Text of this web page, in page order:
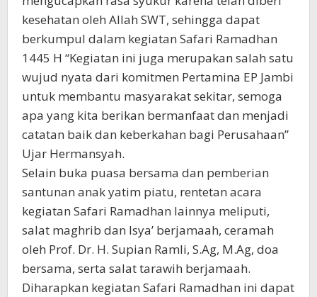
kesehatan oleh Allah SWT, sehingga dapat
berkumpul dalam kegiatan Safari Ramadhan
1445 H “Kegiatan ini juga merupakan salah satu
wujud nyata dari komitmen Pertamina EP Jambi
untuk membantu masyarakat sekitar, semoga
apa yang kita berikan bermanfaat dan menjadi
catatan baik dan keberkahan bagi Perusahaan”
Ujar Hermansyah.
Selain buka puasa bersama dan pemberian
santunan anak yatim piatu, rentetan acara
kegiatan Safari Ramadhan lainnya meliputi,
salat maghrib dan Isya’ berjamaah, ceramah
oleh Prof. Dr. H. Supian Ramli, S.Ag, M.Ag, doa
bersama, serta salat tarawih berjamaah.
Diharapkan kegiatan Safari Ramadhan ini dapat